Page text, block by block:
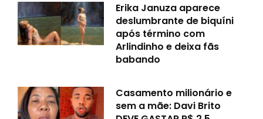
Erika Januza aparece
deslumbrante de biquíni
após término com
Arlindinho e deixa fãs
babando
Casamento milionário e
sem a mãe: Davi Brito